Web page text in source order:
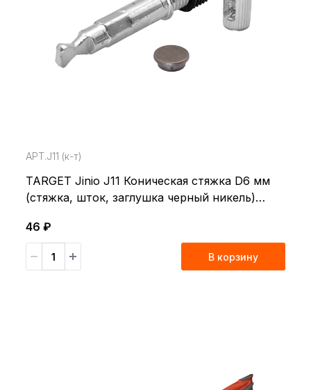
АРТ.J11 (к-т)
TARGET Jinio J11 Коническая стяжка D6 мм
(стяжка, шток, заглушка черный никель)
46 ₽
В корзину